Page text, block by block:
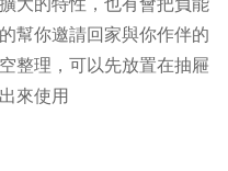
幫你邀請回家與你作伴的
整理，可以先放置在抽屜
來使用